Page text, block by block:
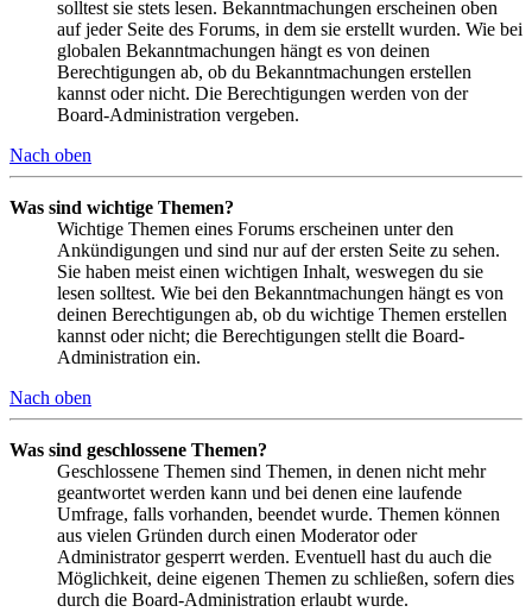
solltest sie stets lesen. Bekanntmachungen erscheinen oben
auf jeder Seite des Forums, in dem sie erstellt wurden. Wie bei
globalen Bekanntmachungen hängt es von deinen
Berechtigungen ab, ob du Bekanntmachungen erstellen
kannst oder nicht. Die Berechtigungen werden von der
Board-Administration vergeben.
Nach oben
Was sind wichtige Themen?
Wichtige Themen eines Forums erscheinen unter den
Ankündigungen und sind nur auf der ersten Seite zu sehen.
Sie haben meist einen wichtigen Inhalt, weswegen du sie
lesen solltest. Wie bei den Bekanntmachungen hängt es von
deinen Berechtigungen ab, ob du wichtige Themen erstellen
kannst oder nicht; die Berechtigungen stellt die Board-
Administration ein.
Nach oben
Was sind geschlossene Themen?
Geschlossene Themen sind Themen, in denen nicht mehr
geantwortet werden kann und bei denen eine laufende
Umfrage, falls vorhanden, beendet wurde. Themen können
aus vielen Gründen durch einen Moderator oder
Administrator gesperrt werden. Eventuell hast du auch die
Möglichkeit, deine eigenen Themen zu schließen, sofern dies
durch die Board-Administration erlaubt wurde.